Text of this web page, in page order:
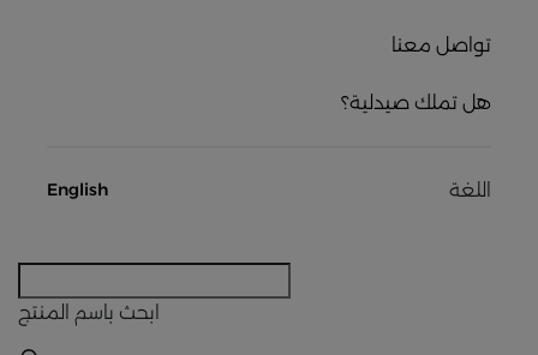
تواصل معنا
هل تملك صيدلية؟
اللغة English
ابحث باسم المنتج